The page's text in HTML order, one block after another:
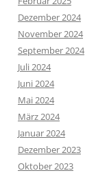
Dezember 2024
November 2024
September 2024
Juli 2024
Juni 2024
Mai 2024
März 2024
Januar 2024
Dezember 2023
Oktober 2023